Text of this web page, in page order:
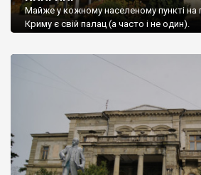
Майже у кожному населеному пункті на
Криму є свій палац (а часто і не один).